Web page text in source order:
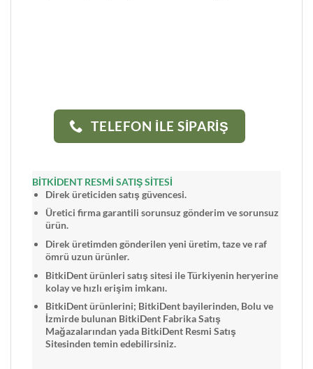
TELEFON İLE SİPARİŞ
BİTKİDENT RESMİ SATIŞ SİTESİ
Direk üreticiden satış güvencesi.
Üretici firma garantili sorunsuz gönderim ve sorunsuz
ürün.
Direk üretimden gönderilen yeni üretim, taze ve raf
ömrü uzun ürünler.
BitkiDent ürünleri satış sitesi ile Türkiyenin heryerine
kolay ve hızlı erişim imkanı.
BitkiDent ürünlerini; BitkiDent bayilerinden, Bolu ve
İzmirde bulunan BitkiDent Fabrika Satış
Mağazalarından yada BitkiDent Resmi Satış
Sitesinden temin edebilirsiniz.